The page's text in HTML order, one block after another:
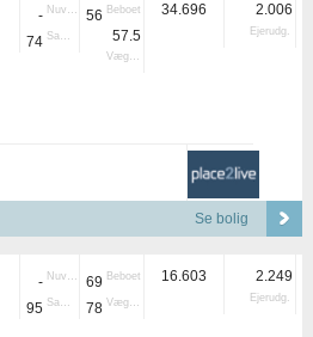
- Nuvær.
74 Samlet
56 Beboet
57.5
Vægtet
34.696 2.006
Ejerudg.
Se bolig
- Nuvær.
95 Samlet
69 Beboet
78 Vægtet
16.603 2.249
Ejerudg.